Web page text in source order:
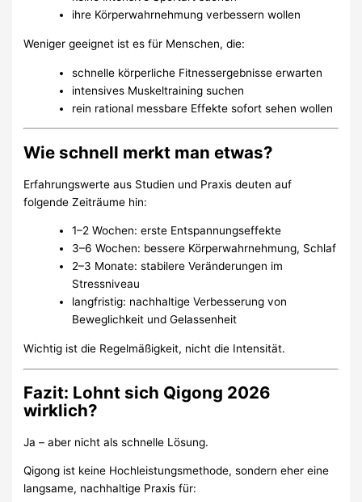
ihre Körperwahrnehmung verbessern wollen
Weniger geeignet ist es für Menschen, die:
schnelle körperliche Fitnessergebnisse erwarten
intensives Muskeltraining suchen
rein rational messbare Effekte sofort sehen wollen
Wie schnell merkt man etwas?
Erfahrungswerte aus Studien und Praxis deuten auf
folgende Zeiträume hin:
1–2 Wochen: erste Entspannungseffekte
3–6 Wochen: bessere Körperwahrnehmung, Schlaf
2–3 Monate: stabilere Veränderungen im
Stressniveau
langfristig: nachhaltige Verbesserung von
Beweglichkeit und Gelassenheit
Wichtig ist die Regelmäßigkeit, nicht die Intensität.
Fazit: Lohnt sich Qigong 2026
wirklich?
Ja – aber nicht als schnelle Lösung.
Qigong ist keine Hochleistungsmethode, sondern eher eine
langsame, nachhaltige Praxis für: